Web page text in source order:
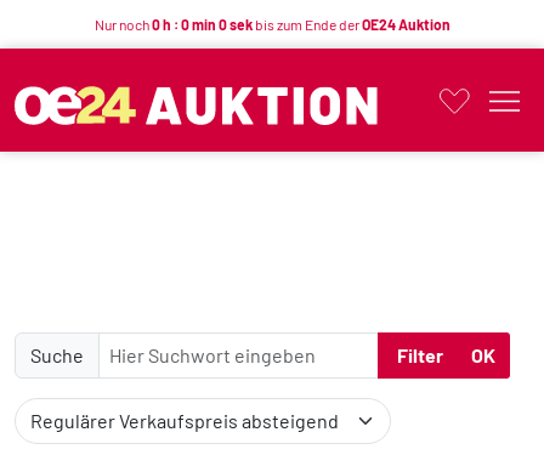
Nur noch0 h : 0 min 0 sekbis zum Ende derOE24 Auktion
Suche Filter OK